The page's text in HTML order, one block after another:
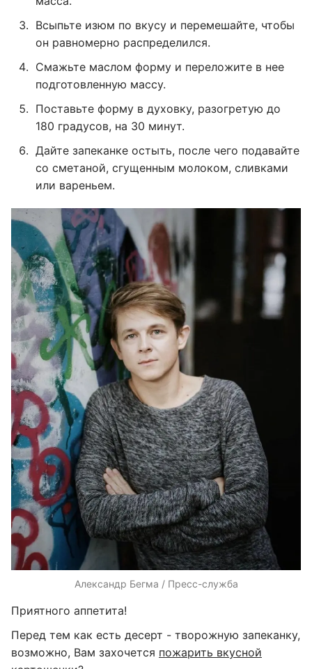
Всыпьте изюм по вкусу и перемешайте, чтобы
он равномерно распределился.
Смажьте маслом форму и переложите в нее
подготовленную массу.
Поставьте форму в духовку, разогретую до
180 градусов, на 30 минут.
Дайте запеканке остыть, после чего подавайте
со сметаной, сгущенным молоком, сливками
или вареньем.
Александр Бегма / Пресс-служба
Приятного аппетита!
Перед тем как есть десерт - творожную запеканку,
возможно, Вам захочется пожарить вкусной